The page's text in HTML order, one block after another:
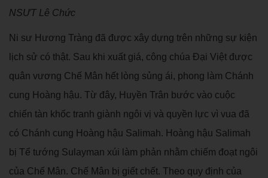
NSƯT Lê Chức
Ni sư Hương Tràng đã được xây dựng trên những sự kiện
lịch sử có thật. Sau khi xuất giá, công chúa Đại Việt được
quân vương Chế Mân hết lòng sủng ái, phong làm Chánh
cung Hoàng hậu. Từ đây, Huyền Trân bước vào cuộc
chiến tàn khốc tranh giành ngôi vị và quyền lực vì vua đã
có Chánh cung Hoàng hậu Salimah. Hoàng hậu Salimah
bị Tể tướng Sulayman xúi làm phản nhằm chiếm đoạt ngôi
của Chế Mân. Chế Mân bị giết chết. Theo quy định của